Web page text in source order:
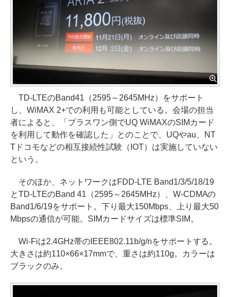
TD-LTEのBand41（2595～2645MHz）をサポート
し、WiMAX 2+での利用も可能としている。会場の担当
者によると、「プラスワン側でUQ WiMAXのSIMカード
を利用して動作を確認した」とのことで、UQやau、NT
Tドコモなどの相互接続性試験（IOT）は実施していない
という。
そのほか、ネットワークはFDD-LTE Band1/3/5/18/19
とTD-LTEのBand 41（2595～2645MHz）、W-CDMAの
Band1/6/19をサポート。下り最大150Mbps、上り最大50
Mbpsの通信が可能。SIMカードサイズは標準SIM。
Wi-Fiは2.4GHz帯のIEEE802.11b/g/nをサポートする。
大きさは約110×66×17mmで、重さは約110g。カラーは
ブラックのみ。